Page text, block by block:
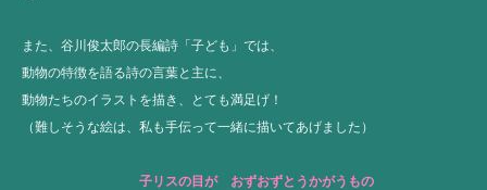
また、谷川俊太郎の長編詩「子ども」では、
動物の特徴を語る詩の言葉と主に、
動物たちのイラストを描き、とても満足げ！
（難しそうな絵は、私も手伝って一緒に描いてあげました）
子リスの目が おずおずとうかがうもの